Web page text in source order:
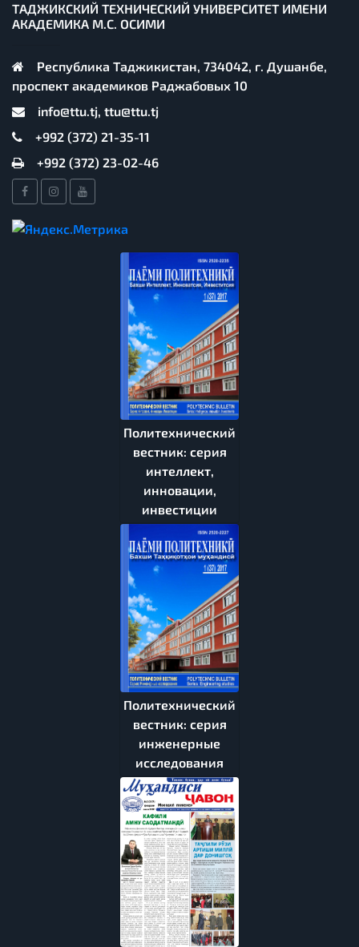
ТАДЖИКСКИЙ ТЕХНИЧЕСКИЙ УНИВЕРСИТЕТ ИМЕНИ
АКАДЕМИКА М.С. ОСИМИ
Республика Таджикистан, 734042, г. Душанбе,
проспект академиков Раджабовых 10
info@ttu.tj, ttu@ttu.tj
+992 (372) 21-35-11
+992 (372) 23-02-46
Политехнический
вестник: серия
интеллект,
инновации,
инвестиции
Политехнический
вестник: серия
инженерные
исследования